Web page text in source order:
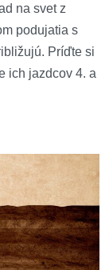
na svet z
podujatia s
Príďte si
ich jazdcov 4. a